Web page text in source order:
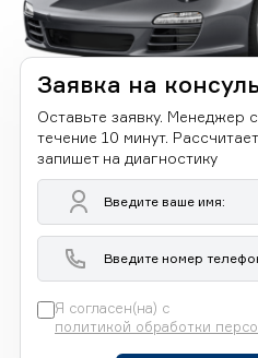
Заявка на
Оставьте заявку. Менеджер
течение 10 минут.
запишет на диагностику
Я согласен(на) с
политикой обработки